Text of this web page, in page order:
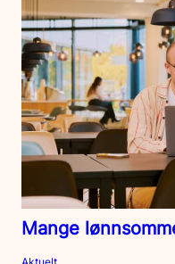
Mange